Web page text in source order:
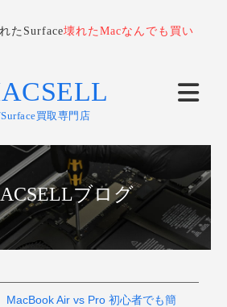
たSurface壊れたMacなんでも買い
買取専門店
ブログ
MacBook Air vs Pro 初心者でも簡